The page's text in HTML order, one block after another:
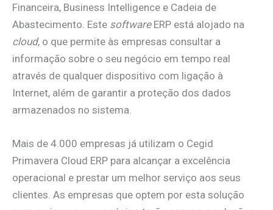
Financeira, Business Intelligence e Cadeia de
Abastecimento. Este software ERP está alojado na
cloud, o que permite às empresas consultar a
informação sobre o seu negócio em tempo real
através de qualquer dispositivo com ligação à
Internet, além de garantir a proteção dos dados
armazenados no sistema.
Mais de 4.000 empresas já utilizam o Cegid
Primavera Cloud ERP para alcançar a excelência
operacional e prestar um melhor serviço aos seus
clientes. As empresas que optem por esta solução